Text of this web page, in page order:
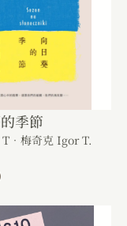
季節
．梅奇克 Igor T.